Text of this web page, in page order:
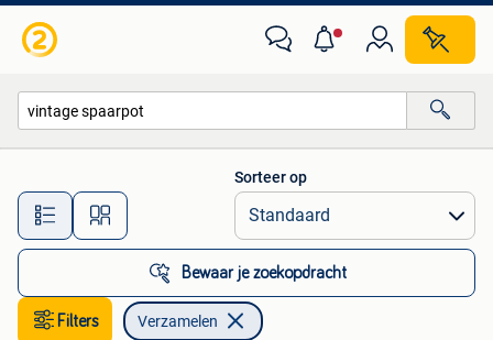
Alle afstanden…
Sorteer op
Bewaar je zoekopdracht
Filters Verzamelen